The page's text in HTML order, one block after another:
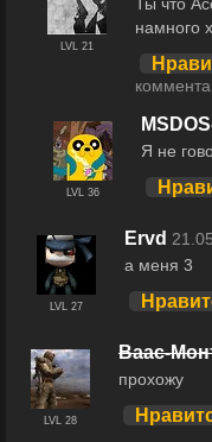
LVL 21
Ты что
намного
LVL 36
Я не
LVL 27
Ervd
а меня 3
LVL 28
Ваас-
прохожу